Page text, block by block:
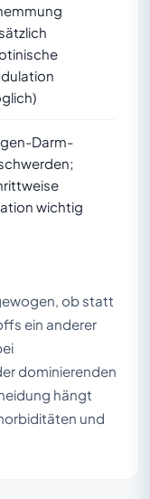
Darm-
wichtig
ob statt
ein anderer
dominierenden
hängt
und